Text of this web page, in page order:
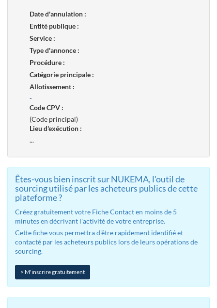
Date d'annulation :
Entité publique :
Service :
Type d'annonce :
Procédure :
Catégorie principale :
Allotissement :
-
Code CPV :
(Code principal)
Lieu d'exécution :
...
Êtes-vous bien inscrit sur NUKEMA, l'outil de
sourcing utilisé par les acheteurs publics de cette
plateforme ?
Créez gratuitement votre Fiche Contact en moins de 5
minutes en décrivant l'activité de votre entreprise.
Cette fiche vous permettra d'être rapidement identifié et
contacté par les acheteurs publics lors de leurs opérations de
sourcing.
> M'inscrire gratuitement